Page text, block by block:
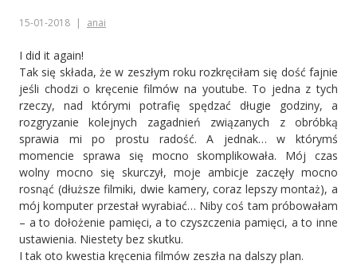
15-01-2018 anai
I did it again!
Tak się składa, że w zeszłym roku rozkręciłam się dość fajnie
jeśli chodzi o kręcenie filmów na youtube. To jedna z tych
rzeczy, nad którymi potrafię spędzać długie godziny, a
rozgryzanie kolejnych zagadnień związanych z obróbką
sprawia mi po prostu radość. A jednak… w którymś
momencie sprawa się mocno skomplikowała. Mój czas
wolny mocno się skurczył, moje ambicje zaczęły mocno
rosnąć (dłuższe filmiki, dwie kamery, coraz lepszy montaż), a
mój komputer przestał wyrabiać… Niby coś tam próbowałam
– a to dołożenie pamięci, a to czyszczenia pamięci, a to inne
ustawienia. Niestety bez skutku.
I tak oto kwestia kręcenia filmów zeszła na dalszy plan.